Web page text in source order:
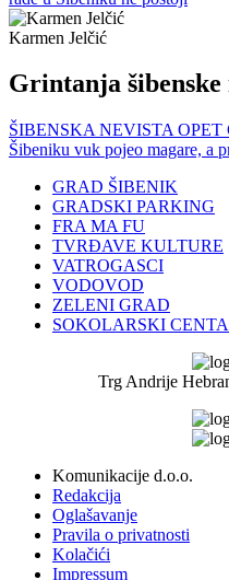
Karmen Jelčić
Grintanja šibenske
ŠIBENSKA NEVISTA OPET
Šibeniku vuk pojeo magare, a
GRAD ŠIBENIK
GRADSKI PARKING
FRA MA FU
TVRĐAVE KULTURE
VATROGASCI
VODOVOD
ZELENI GRAD
SOKOLARSKI
Trg Andrije
Komunikacije d.o.o.
Redakcija
Oglašavanje
Pravila o privatnosti
Kolačići
Impressum